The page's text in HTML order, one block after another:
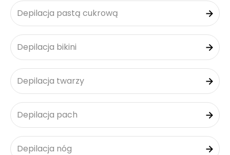
Depilacja pastą cukrową
Depilacja bikini
Depilacja twarzy
Depilacja pach
Depilacja nóg